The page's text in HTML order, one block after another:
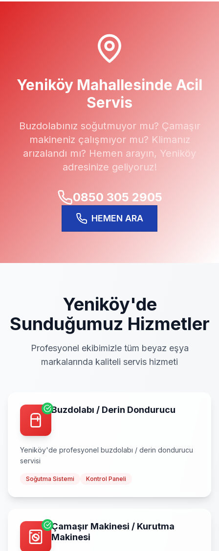
Yeniköy Mahallesinde Acil
Servis
Buzdolabınız soğutmuyor mu? Çamaşır
makineniz çalışmıyor mu? Klimanız
arızalandı mı? Hemen arayın, Yeniköy
adresinize geliyoruz!
0850 305 2905
HEMEN ARA
Yeniköy'de
Sunduğumuz Hizmetler
Profesyonel ekibimizle tüm beyaz eşya
markalarında kaliteli servis hizmeti
Buzdolabı / Derin Dondurucu
Yeniköy'de profesyonel buzdolabı / derin dondurucu
servisi
Soğutma Sistemi Kontrol Paneli
Çamaşır Makinesi / Kurutma
Makinesi